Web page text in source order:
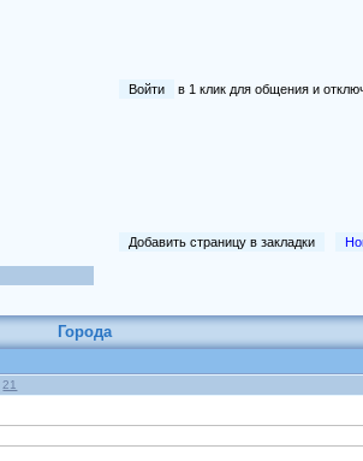
Войти в 1 клик для общения и
Добавить страницу в закладки
Города
21